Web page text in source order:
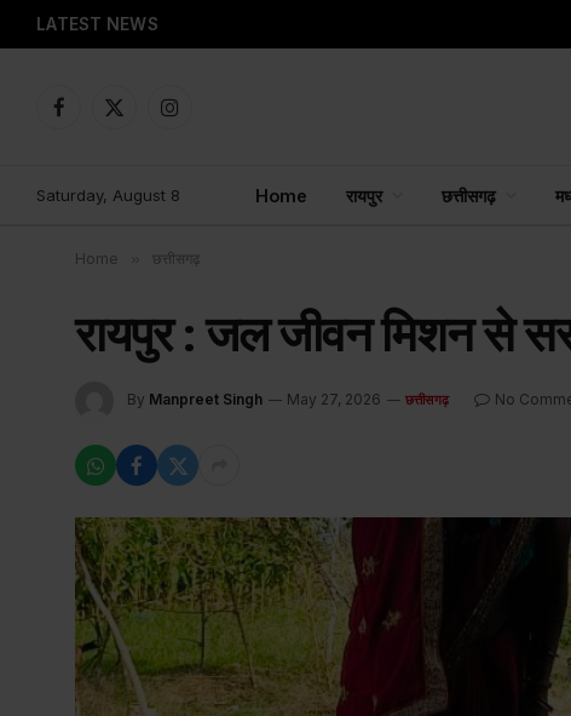
LATEST NEWS
Facebook
X
Instagram
Saturday, August 8 Home रायपुर छत्तीसगढ़
Home छत्तीसगढ़
रायपुर : जल जीवन मिशन से
By Manpreet Singh May 27, 2026 छत्तीसगढ़ No